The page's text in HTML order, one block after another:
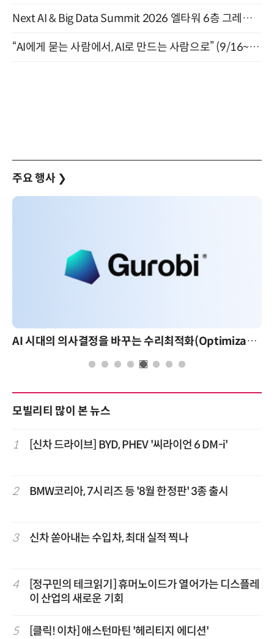
Next AI & Big Data Summit 2026 엘타워 6층 그레이스홀 개최 (9/18)
“AI에게 묻는 사람에서, AI로 만드는 사람으로” (9/16~17)
주요 행사 ❯
AI 시대의 의사결정을 바꾸는 수리최적화(Optimization): 실제 산업 적용 사례와 활용 전략
모빌리티 많이 본 뉴스
1 [신차 드라이브] BYD, PHEV '씨라이언 6 DM-i'
2 BMW코리아, 7시리즈 등 '8월 한정판' 3종 출시
3 신차 쏟아내는 수입차, 최대 실적 찍나
4
[정구민의 테크읽기] 휴머노이드가 열어가는 디스플레
이 산업의 새로운 기회
5 [클릭! 이차] 애스턴마틴 '헤리티지 에디션'